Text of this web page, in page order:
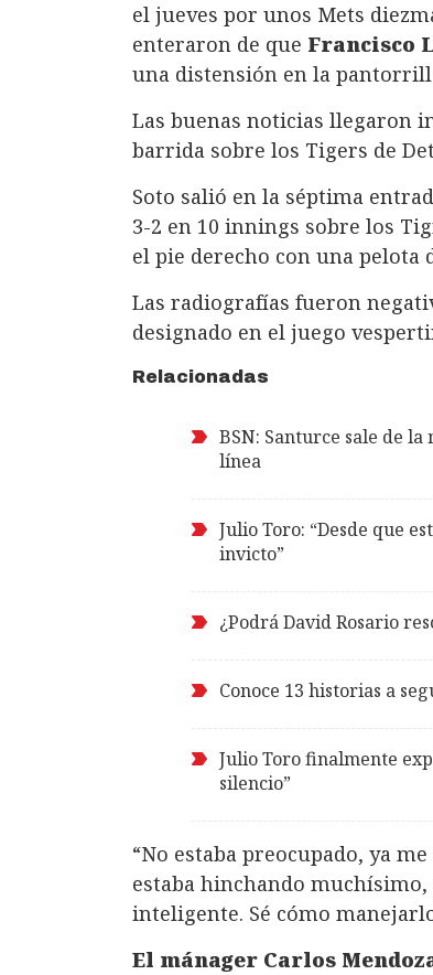
el jueves por unos Mets
enteraron de que Francisco
una distensión en la
Las buenas noticias llegaron
barrida sobre los Tigers de
Soto salió en la séptima
3-2 en 10 innings sobre los
el pie derecho con una pelota
Las radiografías fueron
designado en el juego
Relacionadas
BSN: Santurce sale de
línea
Julio Toro: “Desde que
invicto”
¿Podrá David Rosario
Conoce 13 historias a
Julio Toro finalmente
silencio”
“No estaba preocupado, ya
estaba hinchando
inteligente. Sé cómo
El mánager Carlos